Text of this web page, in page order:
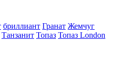
бриллиант Гранат Жемчуг
Танзанит Топаз Топаз London